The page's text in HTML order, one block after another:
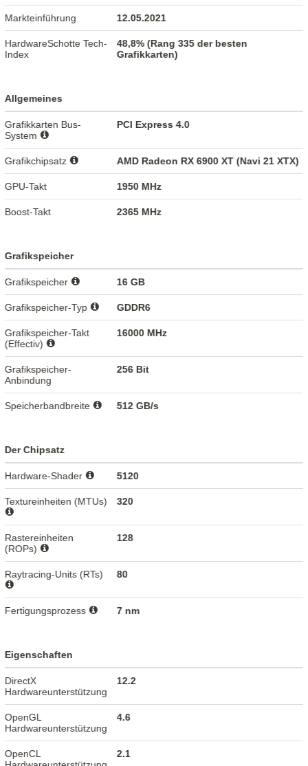
Markteinführung 12.05.2021
HardwareSchotte Tech-
Index
48,8% (Rang 335 der besten
Grafikkarten)
Allgemeines
Grafikkarten Bus-
System
PCI Express 4.0
Grafikchipsatz AMD Radeon RX 6900 XT (Navi 21 XTX)
GPU-Takt 1950 MHz
Boost-Takt 2365 MHz
Grafikspeicher
Grafikspeicher 16 GB
Grafikspeicher-Typ GDDR6
Grafikspeicher-Takt
(Effectiv)
16000 MHz
Grafikspeicher-
Anbindung
256 Bit
Speicherbandbreite 512 GB/s
Der Chipsatz
Hardware-Shader 5120
Textureinheiten (MTUs) 320
Rastereinheiten
(ROPs)
128
Raytracing-Units (RTs) 80
Fertigungsprozess 7 nm
Eigenschaften
DirectX
Hardwareunterstützung
12.2
OpenGL
Hardwareunterstützung
4.6
OpenCL
2.1